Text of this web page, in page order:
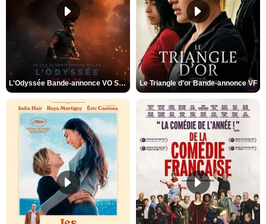
L'Odyssée Bande-annonce VO STFR Le Triangle d'or Bande-annonce VF